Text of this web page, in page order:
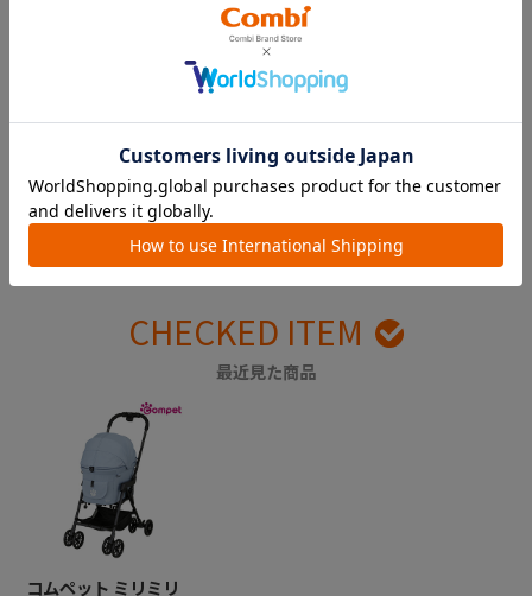
出産準備の参考に。実際に使
ってみた感想をチェック！
ギフトを贈ってお祝いしよ
CHECKED ITEM
最近見た商品
コムペット ミリミリ